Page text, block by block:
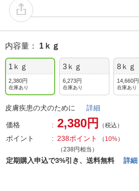
内容量 ： 1ｋｇ
1ｋｇ
2,380円
在庫あり
3ｋｇ
6,273円
在庫あり
8ｋｇ
14,660円
在庫あり
皮膚疾患の犬のために 詳細
価格 2,380円 （税込）
ポイント 238ポイント （ 10%）
（238円相当）
定期購入申込で3%引き、送料無料 詳細